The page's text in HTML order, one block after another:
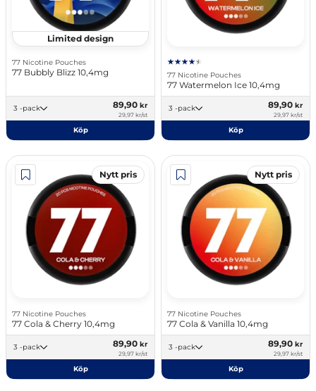
Limited design
77 Nicotine Pouches
77 Bubbly Blizz 10,4mg
3 -pack 89,90 kr
29,97 kr/st
Köp
77 Nicotine Pouches
77 Watermelon Ice 10,4mg
3 -pack 89,90 kr
29,97 kr/st
Köp
Nytt pris
77 Nicotine Pouches
77 Cola & Cherry 10,4mg
3 -pack 89,90 kr
29,97 kr/st
Köp
Nytt pris
77 Nicotine Pouches
77 Cola & Vanilla 10,4mg
3 -pack 89,90 kr
29,97 kr/st
Köp